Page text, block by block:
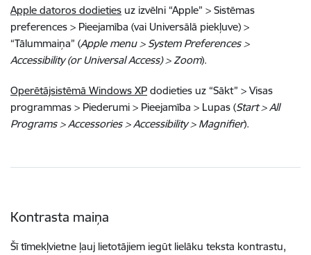
Apple datoros dodieties uz izvēlni “Apple” > Sistēmas
preferences > Pieejamība (vai Universālā piekļuve) >
“Tālummaiņa” (Apple menu > System Preferences >
Accessibility (or Universal Access) > Zoom).
Operētājsistēmā Windows XP dodieties uz “Sākt” > Visas
programmas > Piederumi > Pieejamība > Lupas (Start > All
Programs > Accessories > Accessibility > Magnifier).
Kontrasta maiņa
Šī tīmekļvietne ļauj lietotājiem iegūt lielāku teksta kontrastu,